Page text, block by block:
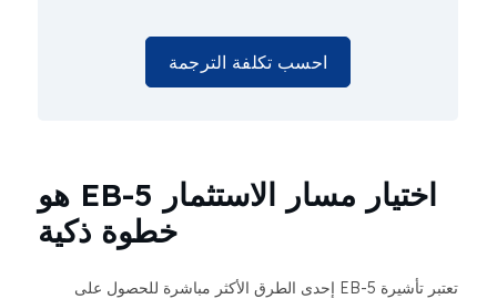
احسب تكلفة الترجمة
اختيار مسار الاستثمار EB-5 هو
خطوة ذكية
تعتبر تأشيرة EB-5 إحدى الطرق الأكثر مباشرة للحصول على